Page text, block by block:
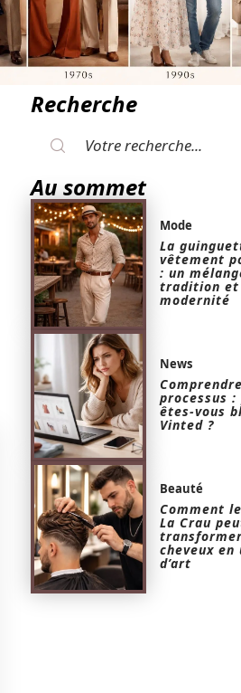
Recherche
Au sommet
Mode
La
vêtement
: un
tradition et
modernité
News
processus
êtes-vous
Vinted ?
Beauté
Comment
La Crau
cheveux
d’art